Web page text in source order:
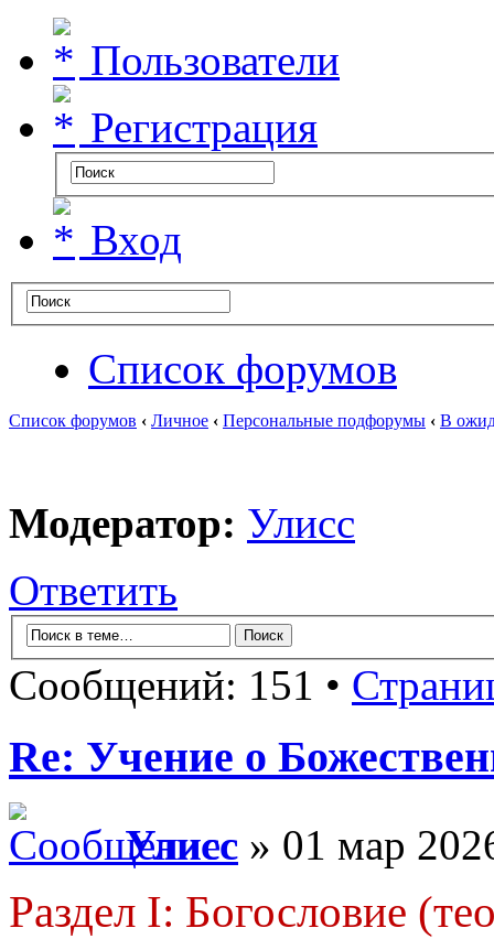
Пользователи
Регистрация
Вход
Список форумов
Список форумов ‹ Личное ‹ Персональные подфорумы ‹ В
Модератор: Улисс
Ответить
Сообщений: 151 •
Re: Учение о
Улисс » 01 мар
Раздел I: Богословие